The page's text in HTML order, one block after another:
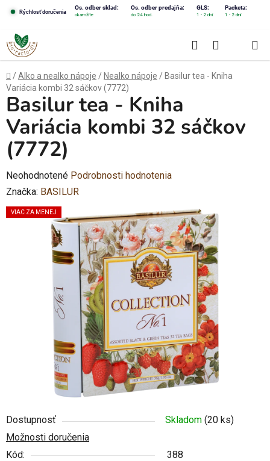
obsah
Rýchlosť doručenia
Os. odber sklad: Os. odber predajňa: GLS: Packeta:
okamžite do 24 hod. 1 - 2 dni 1 - 2 dni
Hľadať
KOŠÍK
Domov
/Alko a nealko nápoje / Nealko nápoje / Basilur tea - Kniha
Variácia kombi 32 sáčkov (7772)
Dostupnosť Skladom (20 ks)
Možnosti doručenia
Kód:
388
Basilur tea - Kniha
Variácia kombi 32 sáčkov
(7772)
Priemerné
hodnotenie
produktu
hviezdičiek.
Neohodnotené Podrobnosti hodnotenia
Značka: BASILUR
VIAC ZA MENEJ